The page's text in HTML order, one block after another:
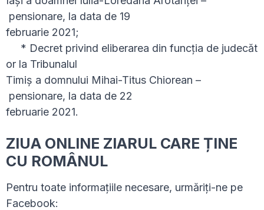
pensionare, la data de 19
februarie 2021;
* Decret privind eliberarea din funcția de judecăt
or la Tribunalul
Timiş a domnului Mihai-Titus Chiorean –
pensionare, la data de 22
februarie 2021.
ZIUA ONLINE ZIARUL CARE ȚINE
CU ROMÂNUL
Pentru toate informațiile necesare, urmăriți-ne pe
Facebook: